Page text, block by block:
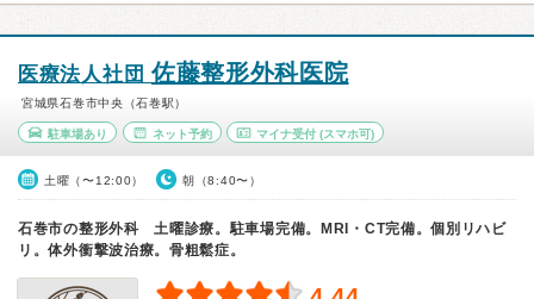
医療法人社団佐藤整形外科医院
宮城県石巻市中央（石巻駅）
駐車場あり ネット予約 マイナ受付 (スマホ可)
土曜（〜12:00） 朝（8:40〜）
石巻市の整形外科 土曜診療。駐車場完備。MRI・CT完備。個別リハビ
リ。体外衝撃波治療。骨粗鬆症。